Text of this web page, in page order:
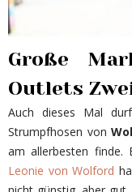
Große
Outlets
Auch dieses Mal
Strumpfhosen von
am allerbesten finde.
Leonie von Wolford